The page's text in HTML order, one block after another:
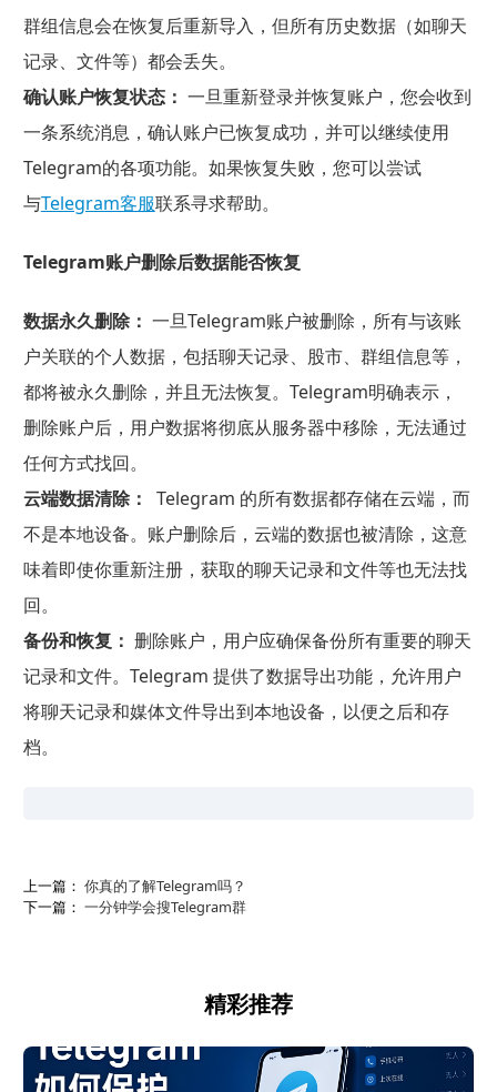
群组信息会在恢复后重新导入，但所有历史数据（如聊天
记录、文件等）都会丢失。
确认账户恢复状态： 一旦重新登录并恢复账户，您会收到
一条系统消息，确认账户已恢复成功，并可以继续使用
Telegram的各项功能。如果恢复失败，您可以尝试
与Telegram客服联系寻求帮助。
Telegram账户删除后数据能否恢复
数据永久删除： 一旦Telegram账户被删除，所有与该账
户关联的个人数据，包括聊天记录、股市、群组信息等，
都将被永久删除，并且无法恢复。Telegram明确表示，
删除账户后，用户数据将彻底从服务器中移除，无法通过
任何方式找回。
云端数据清除：
Telegram 的所有数据都存储在云端，而
不是本地设备。账户删除后，云端的数据也被清除，这意
味着即使你重新注册，获取的聊天记录和文件等也无法找
回。
备份和恢复： 删除账户，用户应确保备份所有重要的聊天
记录和文件。Telegram 提供了数据导出功能，允许用户
将聊天记录和媒体文件导出到本地设备，以便之后和存
档。
上一篇： 你真的了解Telegram吗？
下一篇： 一分钟学会搜Telegram群
精彩推荐